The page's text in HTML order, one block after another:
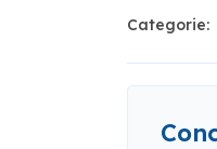
Categorie: